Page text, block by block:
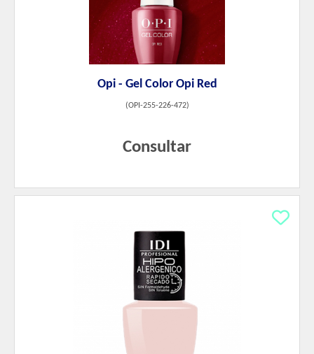
Opi - Gel Color Opi Red
(OPI-255-226-472)
Consultar